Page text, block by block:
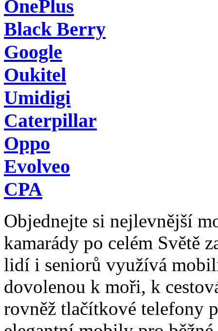
OnePlus
Black Berry
Google
Oukitel
Umidigi
Caterpillar
Oppo
Evolveo
CPA
Objednejte si nejlevnější
kamarády po celém Světě
lidí i seniorů využívá
dovolenou k moři, k
rovněž tlačítkové telefony